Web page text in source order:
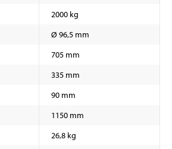
2000 kg
Ø 96,5 mm
705 mm
335 mm
90 mm
1150 mm
26,8 kg